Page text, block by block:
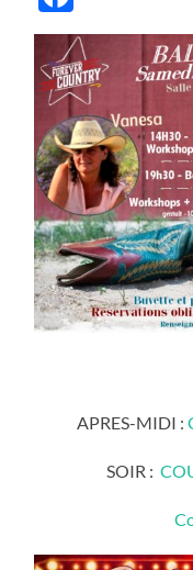
APRES-MIDI :
SOIR :